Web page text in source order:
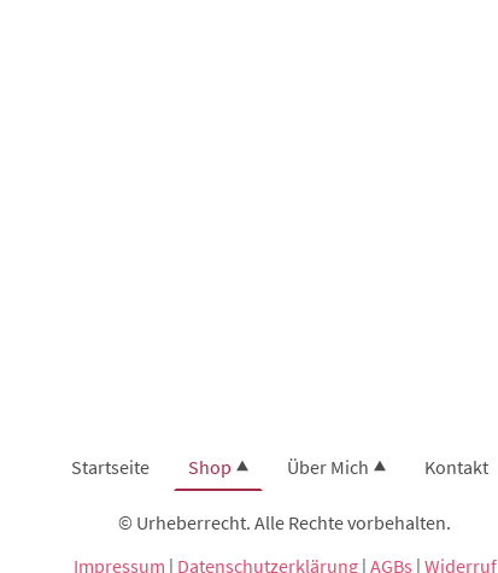
Startseite Shop Über Mich Kontakt
© Urheberrecht. Alle Rechte vorbehalten.
Impressum | Datenschutzerklärung| AGBs | Widerruf